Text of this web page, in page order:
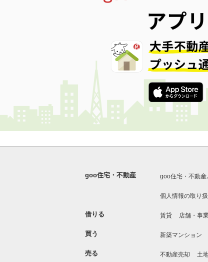
goo住宅・不動産 goo住宅・不動産
個人情報の取り
借りる 賃貸 店舗・事
買う 新築マンション
売る 不動産売却 土